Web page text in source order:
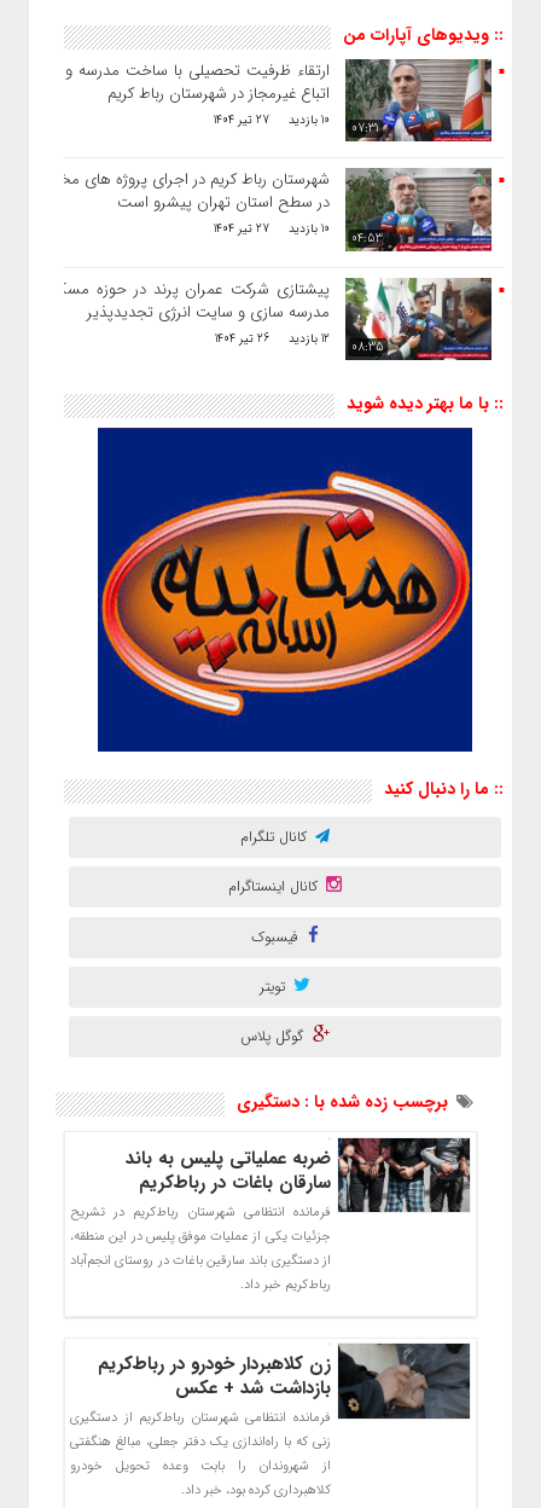
:: ویدیوهای آپارات من
07:31
ارتقاء ظرفیت تحصیلی با ساخت مدرسه و طرد
اتباع غیرمجاز در شهرستان رباط کریم
10 بازدید 27 تیر 1404
04:53
شهرستان رباط کریم در اجرای پروژه های مختلف
در سطح استان تهران پیشرو است
10 بازدید 27 تیر 1404
08:35
پیشتازی شرکت عمران پرند در حوزه مسکن ،
مدرسه سازی و سایت انرژی تجدیدپذیر
12 بازدید 26 تیر 1404
:: با ما بهتر دیده شوید
:: ما را دنبال کنید
کانال تلگرام
کانال اینستاگرام
فیسبوک
تویتر
گوگل پلاس
برچسب زده شده با : دستگیری
ضربه عملیاتی پلیس به باند
سارقان باغات در رباط‌کریم
فرمانده انتظامی شهرستان رباط‌کریم در تشریح
جزئیات یکی از عملیات موفق پلیس در این منطقه،
از دستگیری باند سارقین باغات در روستای انجم‌آباد
رباط‌کریم خبر داد.
زن کلاهبردار خودرو در رباط‌کریم
بازداشت شد + عکس
فرمانده انتظامی شهرستان رباط‌کریم از دستگیری
زنی که با راه‌اندازی یک دفتر جعلی، مبالغ هنگفتی
از شهروندان را بابت وعده تحویل خودرو
کلاهبرداری کرده بود، خبر داد.